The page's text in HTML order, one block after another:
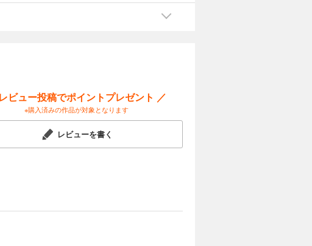
ビュー投稿でポイントプレゼント ／
※購入済みの作品が対象となります
レビューを書く